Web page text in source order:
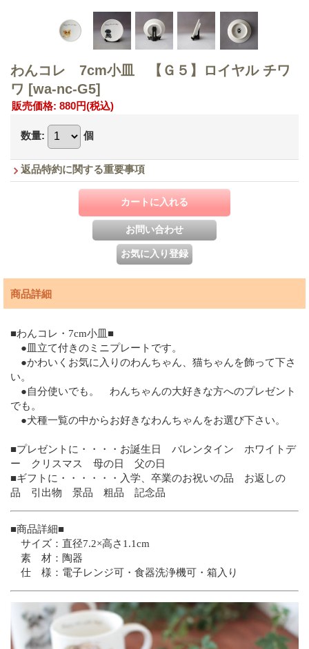
わんコレ 7cm小皿 【Ｇ５】ロイヤル チワ
ワ [wa-nc-G5]
販売価格: 880円(税込)
数量: 個
返品特約に関する重要事項
商品詳細
■わんコレ・7cm小皿■
●皿立て付きのミニプレートです。
●かわいくお気に入りのわんちゃん、猫ちゃんを飾って下さ
い。
●自分使いでも。 わんちゃんの大好きな方へのプレゼント
でも。
●犬種一覧の中からお好きなわんちゃんをお選び下さい。
■プレゼントに・・・・お誕生日 バレンタイン ホワイトデ
ー クリスマス 母の日 父の日
■ギフトに・・・・・・入学、卒業のお祝いの品 お返しの
品 引出物 景品 粗品 記念品
■商品詳細■
サイズ：直径7.2×高さ1.1cm
素 材：陶器
仕 様：電子レンジ可・食器洗浄機可・箱入り